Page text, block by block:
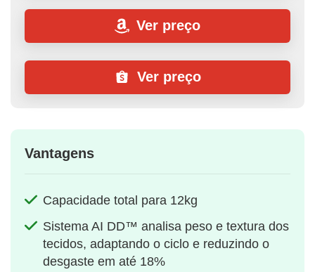
Ver preço
Ver preço
Vantagens
Capacidade total para 12kg
Sistema AI DD™ analisa peso e textura dos
tecidos, adaptando o ciclo e reduzindo o
desgaste em até 18%